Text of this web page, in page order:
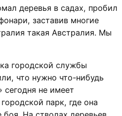
деревья в садах, пробил
заставив многие
такая Австралия. Мы
городской службы
что нужно что-нибудь
сегодня не имеет
парк, где она